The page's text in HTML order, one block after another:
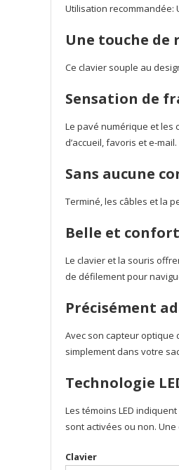
Utilisation recommandée:
Une touche de
Ce clavier souple au
Sensation de
Le pavé numérique et les
d’accueil, favoris et e-
Sans aucune
Terminé, les câbles et la
Belle et
Le clavier et la souris
de défilement pour
Précisément
Avec son capteur optique
simplement dans votre
Technologie
Les témoins LED
sont activées ou non.
Clavier